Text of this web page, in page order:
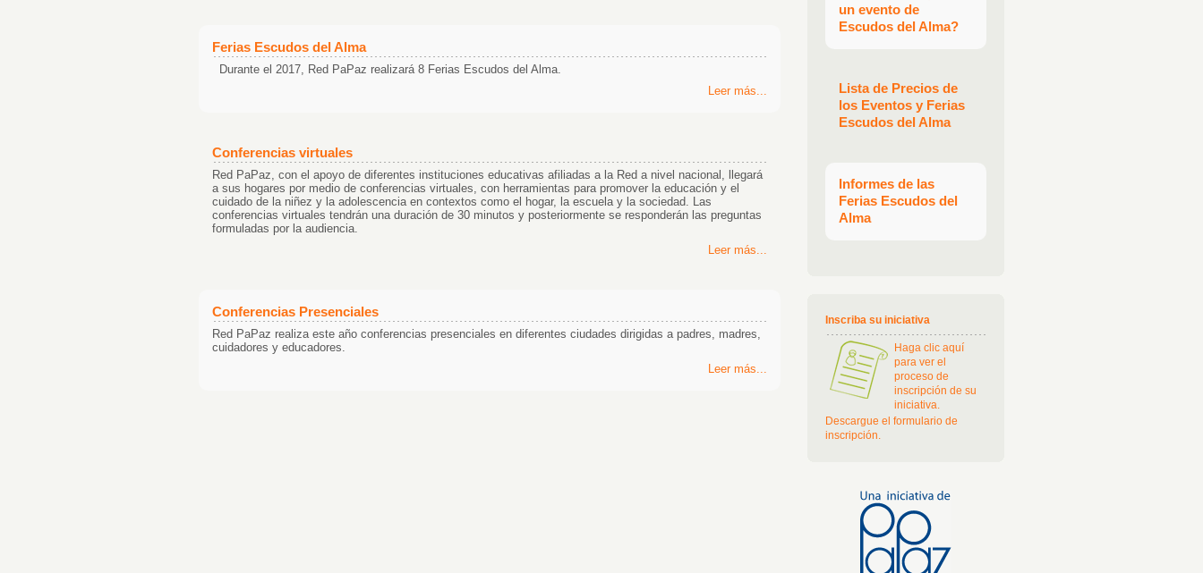
Ferias Escudos del Alma
Durante el 2017, Red PaPaz realizará 8 Ferias Escudos del Alma.
Leer más...
Conferencias virtuales
Red PaPaz, con el apoyo de ​diferentes instituciones educativas afiliad​a​s a la Red​ a nivel nacional​, llegará
a sus hogares por medio de ​conferencias virtuales, con​ herramientas para promover la educación y el
cuidado de la niñez y la adolescencia en contextos como el hogar, la escuela y la sociedad. La​s​ ​
conferencias virtual​es​ tendrá​n​ una duración de 30 minutos y posteriormente ​se responderán las preguntas
formuladas por la audiencia.
Leer más...
Conferencias Presenciales
Red PaPaz realiza este año conferencias presenciales en diferentes ciudades dirigidas a padres, madres,
cuidadores y educadores.
Leer más...
un evento de
Escudos del Alma?
Lista de Precios de
los Eventos y Ferias
Escudos del Alma
Informes de las
Ferias Escudos del
Alma
Inscriba su iniciativa
Haga clic aquí
para ver el
proceso de
inscripción de su
iniciativa.
Descargue el formulario de
inscripción.